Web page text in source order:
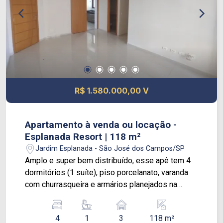
R$ 1.580.000,00 V
Apartamento à venda ou locação -
Esplanada Resort | 118 m²
Jardim Esplanada - São José dos Campos/SP
Amplo e super bem distribuído, esse apê tem 4
dormitórios (1 suíte), piso porcelanato, varanda
com churrasqueira e armários planejados na
uma área social perfeita pra quem gosta de
conforto e praticidade. O condomínio é completo:
4 1 3 118 m²